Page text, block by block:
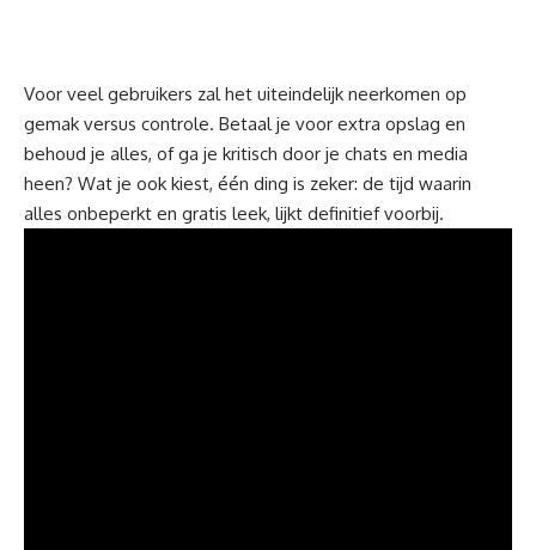
Voor veel gebruikers zal het uiteindelijk neerkomen op
gemak versus controle. Betaal je voor extra opslag en
behoud je alles, of ga je kritisch door je chats en media
heen? Wat je ook kiest, één ding is zeker: de tijd waarin
alles onbeperkt en gratis leek, lijkt definitief voorbij.